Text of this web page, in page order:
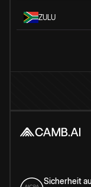
ZULU
Sicherheit